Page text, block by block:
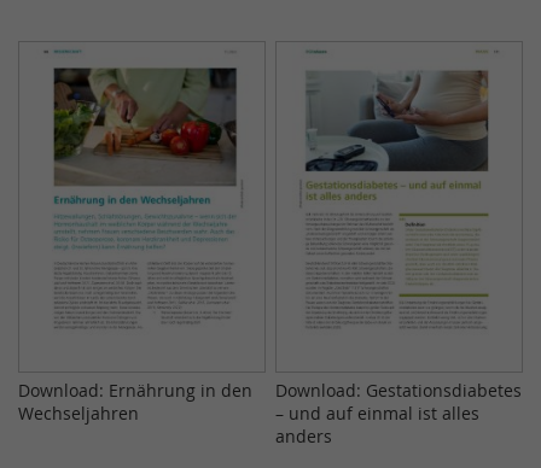
Download: Ernährung in den
Wechseljahren
Download: Gestationsdiabetes
– und auf einmal ist alles
anders